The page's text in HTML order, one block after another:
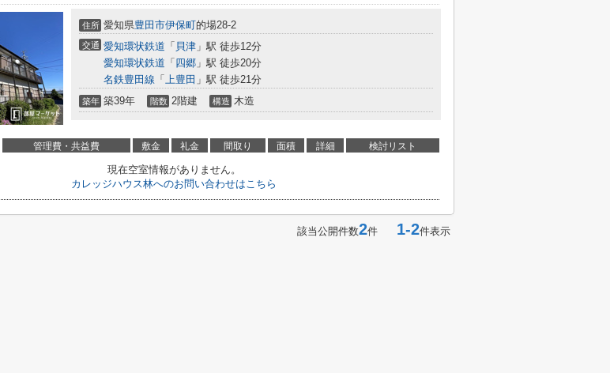
住所 愛知県豊田市伊保町的場28-2
交通 愛知環状鉄道 「 貝津 」駅 徒歩12分
愛知環状鉄道 「 四郷 」駅 徒歩20分
名鉄豊田線 「 上豊田 」駅 徒歩21分
築年 築39年 階数 2階建 構造 木造
管理費・共益費 敷金 礼金 間取り 面積 詳細 検討リスト
現在空室情報がありません。
カレッジハウス林へのお問い合わせはこちら
該当公開件数2件 1-2件表示